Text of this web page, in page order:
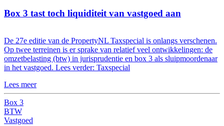
Box 3 tast toch liquiditeit van vastgoed aan
De 27e editie van de PropertyNL Taxspecial is onlangs verschenen.
Op twee terreinen is er sprake van relatief veel ontwikkelingen: de
omzetbelasting (btw) in jurisprudentie en box 3 als sluipmoordenaar
in het vastgoed. Lees verder: Taxspecial
Lees meer
Box 3
BTW
Vastgoed